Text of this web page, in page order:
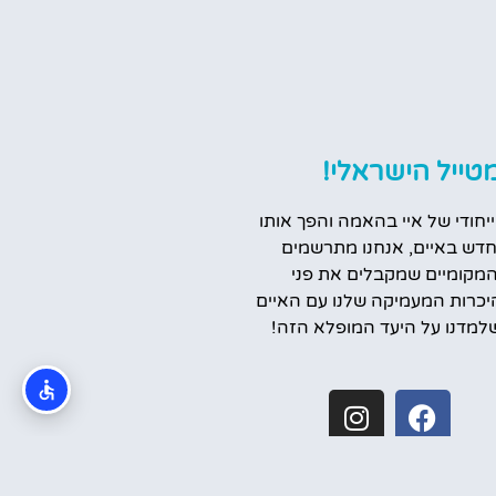
הישראלי!
של איי בהאמה והפך אותו
באיים, אנחנו מתרשמים
שמקבלים את פני
המעמיקה שלנו עם האיים
על היעד המופלא הזה!